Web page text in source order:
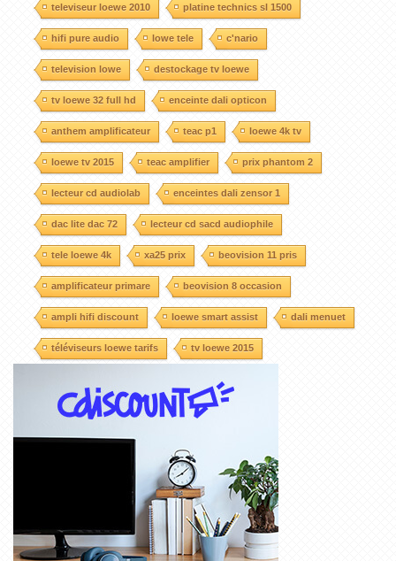
televiseur loewe 2010 platine technics sl 1500
hifi pure audio lowe tele c'nario
television lowe destockage tv loewe
tv loewe 32 full hd enceinte dali opticon
anthem amplificateur teac p1 loewe 4k tv
loewe tv 2015 teac amplifier prix phantom 2
lecteur cd audiolab enceintes dali zensor 1
dac lite dac 72 lecteur cd sacd audiophile
tele loewe 4k xa25 prix beovision 11 pris
amplificateur primare beovision 8 occasion
ampli hifi discount loewe smart assist dali menuet
téléviseurs loewe tarifs tv loewe 2015